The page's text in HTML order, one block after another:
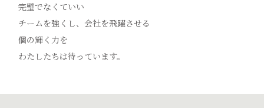
完璧でなくていい
チームを強くし、会社を飛躍させる
個の輝く力を
わたしたちは待っています。